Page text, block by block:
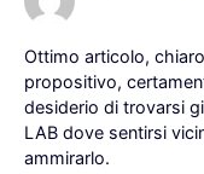
Ottimo articolo,
propositivo,
desiderio di trovarsi
LAB dove sentirsi
ammirarlo.